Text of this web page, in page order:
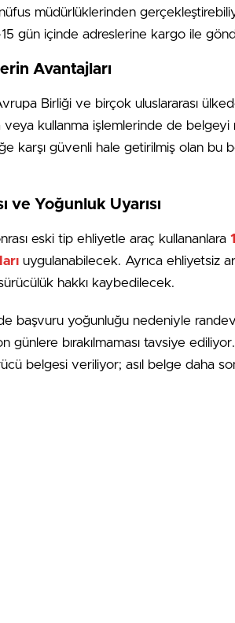
müdürlüklerinden
gün içinde adreslerine kargo ile
Avantajları
Birliği ve birçok uluslararası
veya kullanma işlemlerinde de belgeyi
karşı güvenli hale getirilmiş olan bu
ve Yoğunluk Uyarısı
eski tip ehliyetle araç kullananlara
uygulanabilecek. Ayrıca ehliyetsiz
hakkı kaybedilecek.
başvuru yoğunluğu nedeniyle
günlere bırakılmaması tavsiye
belgesi veriliyor; asıl belge daha